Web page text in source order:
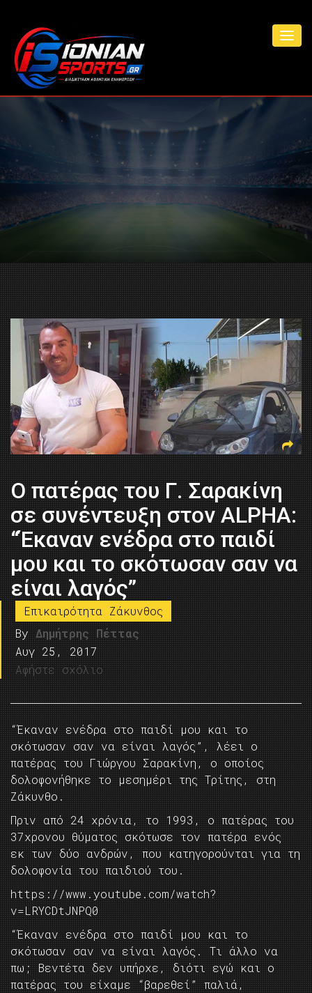
Ο πατέρας του Γ. Σαρακίνη
σε συνέντευξη στον ΑLPHA:
“Έκαναν ενέδρα στο παιδί
μου και το σκότωσαν σαν να
είναι λαγός”
Επικαιρότητα Ζάκυνθος
By Δημήτρης Πέττας
Αυγ 25, 2017
Αφήστε σχόλιο
“Έκαναν ενέδρα στο παιδί μου και το
σκότωσαν σαν να είναι λαγός”, λέει ο
πατέρας του Γιώργου Σαρακίνη, ο οποίος
δολοφονήθηκε το μεσημέρι της Τρίτης, στη
Ζάκυνθο.
Πριν από 24 χρόνια, το 1993, ο πατέρας του
37χρονου θύματος σκότωσε τον πατέρα ενός
εκ των δύο ανδρών, που κατηγορούνται για τη
δολοφονία του παιδιού του.
https://www.youtube.com/watch?
v=LRYCDtJNPQ0
“Έκαναν ενέδρα στο παιδί μου και το
σκότωσαν σαν να είναι λαγός. Τι άλλο να
πω; Βεντέτα δεν υπήρχε, διότι εγώ και ο
πατέρας του είχαμε “βαρεθεί” παλιά,